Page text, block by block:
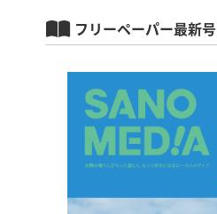
フリーペーパー最新号